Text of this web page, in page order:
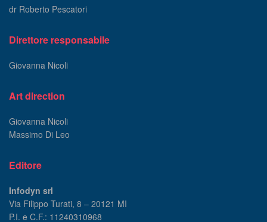
dr Roberto Pescatori
Direttore responsabile
Giovanna Nicoli
Art direction
Giovanna Nicoli
Massimo Di Leo
Editore
Infodyn srl
Via Filippo Turati, 8 – 20121 MI
P.I. e C.F.: 11240310968